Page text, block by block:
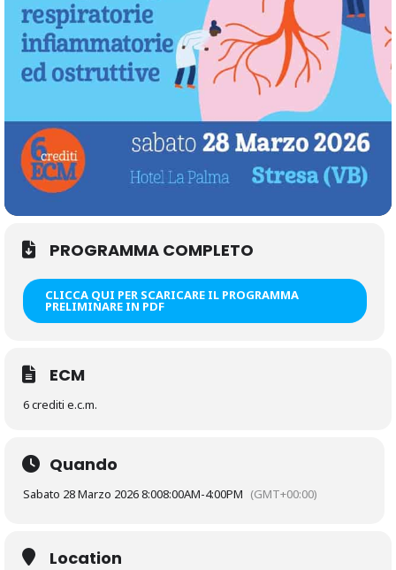
PROGRAMMA COMPLETO
CLICCA QUI PER SCARICARE IL PROGRAMMA
PRELIMINARE IN PDF
ECM
6 crediti e.c.m.
Quando
Sabato 28 Marzo 2026 8:008:00AM-4:00PM (GMT+00:00)
Location